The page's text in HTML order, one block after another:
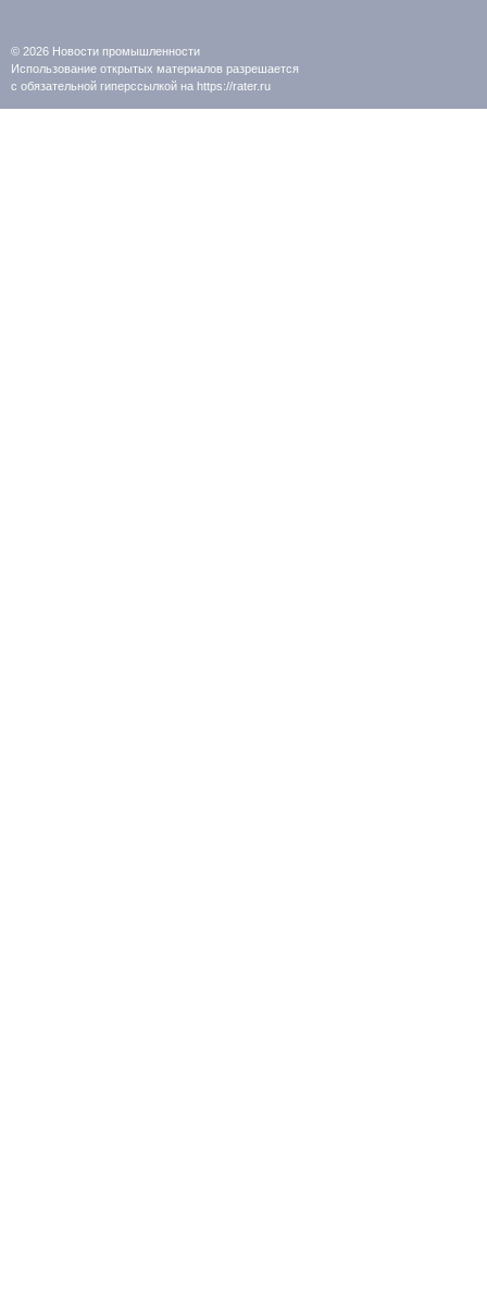
© 2026 Новости промышленности
Использование открытых материалов разрешается
с обязательной гиперссылкой на https://rater.ru